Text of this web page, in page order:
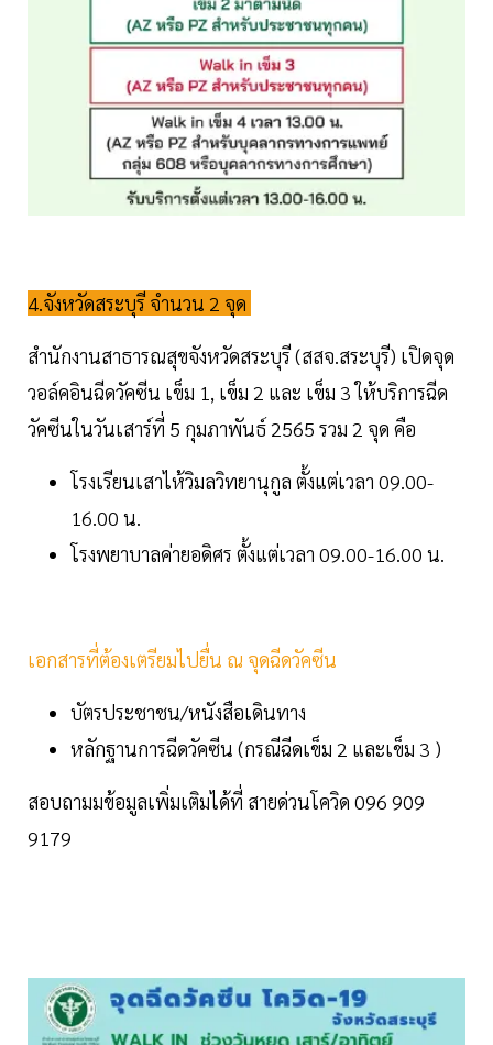
4.จังหวัดสระบุรี จำนวน 2 จุด
สำนักงานสาธารณสุขจังหวัดสระบุรี (สสจ.สระบุรี) เปิดจุด
วอล์คอินฉีดวัคซีน เข็ม 1, เข็ม 2 และ เข็ม 3 ให้บริการฉีด
วัคซีนในวันเสาร์ที่ 5 กุมภาพันธ์ 2565 รวม 2 จุด คือ
โรงเรียนเสาไห้วิมลวิทยานุกูล ตั้งแต่เวลา 09.00-
16.00 น.
โรงพยาบาลค่ายอดิศร ตั้งแต่เวลา 09.00-16.00 น.
เอกสารที่ต้องเตรียมไปยื่น ณ จุดฉีดวัคซีน
บัตรประชาชน/หนังสือเดินทาง
หลักฐานการฉีดวัคซีน (กรณีฉีดเข็ม 2 และเข็ม 3 )
สอบถามมข้อมูลเพิ่มเติมได้ที่ สายด่วนโควิด 096 909
9179